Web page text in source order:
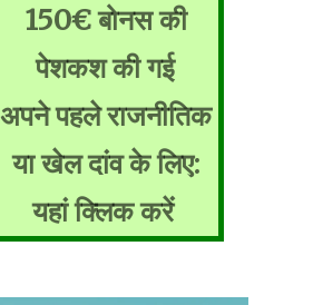
150€ बोनस की
पेशकश की गई
अपने पहले राजनीतिक
या खेल दांव के लिए:
यहां क्लिक करें